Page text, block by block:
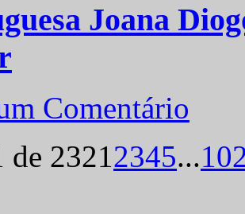
Joana
Comentário
de 23212345...10